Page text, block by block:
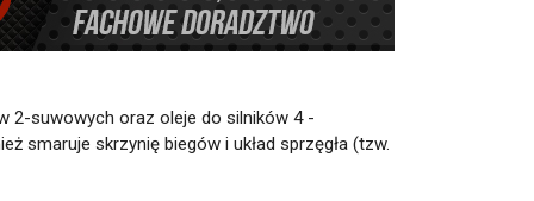
2-suwowych oraz oleje do silników 4 -
smaruje skrzynię biegów i układ sprzęgła (tzw.